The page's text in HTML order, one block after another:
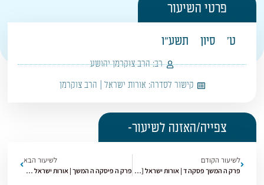
פרטי השיעור
ט' סיון תשע"ו
רב: הרב צוקרמן יהושע
קישור לסדרה: אורות ישראל | הרב צוקרמן
צפייה/האזנה לשיעור-
לשיעור הקודם
פרק ה המשך פסקה ד | אורות ישראל [56]
לשיעור הבא
פרק ה פיסקה ה המשך | אורות ישראל [58]